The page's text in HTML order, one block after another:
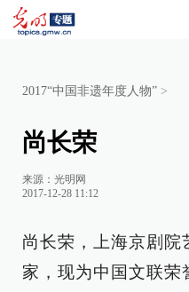
2017“中国非遗年度人物” >
尚长荣
来源： 光明网
2017-12-28 11:12
尚长荣，上海京剧院
家，现为中国文联荣